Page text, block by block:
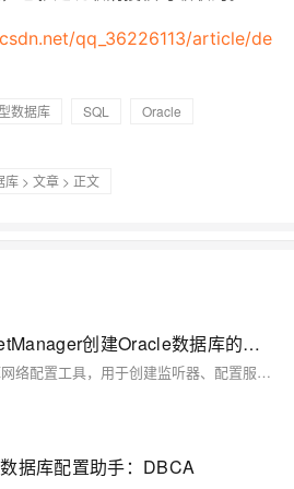
qq_36226113/article/de
数据库 SQL
Oracle
库 > 文章 > 正文
【赵渝强老师】使用NetManager创建Oracle数据库的监听器
Oracle NetManager是数据库网络配置工具，用于创建监听器、配置服务命名与网络连接，支持多数据库共享监听，确保客户端与服务器通信顺畅。
据库配置助手：DBCA